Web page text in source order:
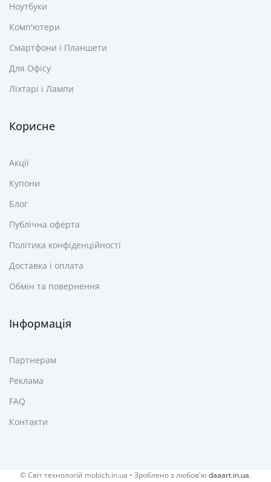
Ноутбуки
Комп'ютери
Смартфони і Планшети
Для Офісу
Ліхтарі і Лампи
Корисне
Акції
Купони
Блог
Публічна оферта
Політика конфіденційності
Доставка і оплата
Обмін та повернення
Інформація
Партнерам
Реклама
FAQ
Контакти
© Cвіт технологій mobich.in.ua • Зроблено з любов'юdaaart.in.ua.